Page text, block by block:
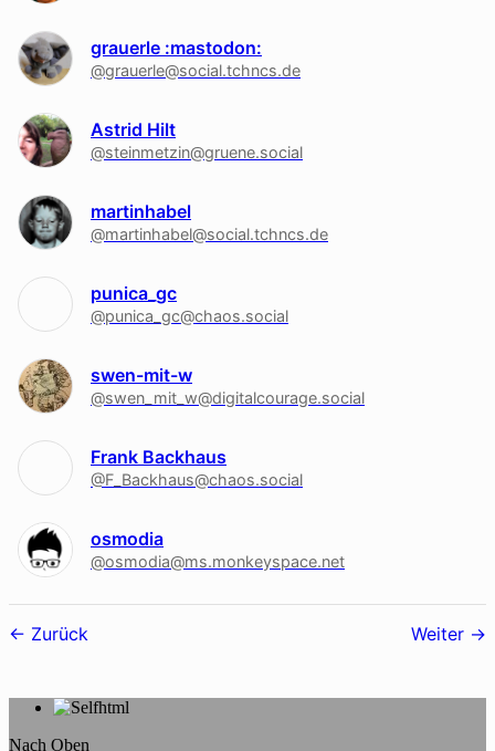
grauerle :mastodon:
@grauerle@social.tchncs.de
Astrid Hilt
@steinmetzin@gruene.social
martinhabel
@martinhabel@social.tchncs.de
punica_gc
@punica_gc@chaos.social
swen-mit-w
@swen_mit_w@digitalcourage.social
Frank Backhaus
@F_Backhaus@chaos.social
osmodia
@osmodia@ms.monkeyspace.net
Follower-
Zurück Weiter
Nach Oben